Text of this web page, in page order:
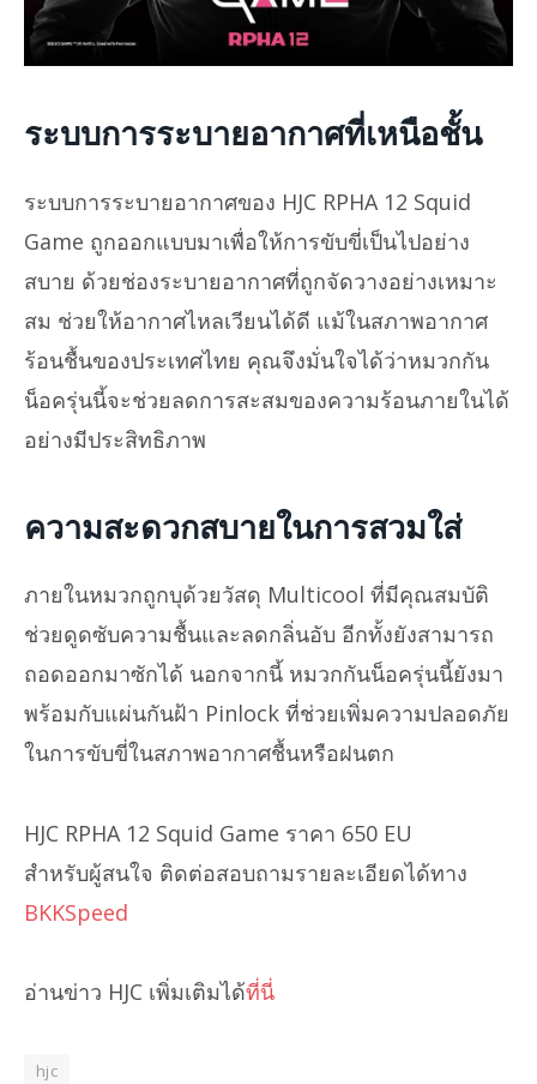
ระบบการระบายอากาศที่เหนือชั้น
ระบบการระบายอากาศของ HJC RPHA 12 Squid
Game ถูกออกแบบมาเพื่อให้การขับขี่เป็นไปอย่าง
สบาย ด้วยช่องระบายอากาศที่ถูกจัดวางอย่างเหมาะ
สม ช่วยให้อากาศไหลเวียนได้ดี แม้ในสภาพอากาศ
ร้อนชื้นของประเทศไทย คุณจึงมั่นใจได้ว่าหมวกกัน
น็อครุ่นนี้จะช่วยลดการสะสมของความร้อนภายในได้
อย่างมีประสิทธิภาพ
ความสะดวกสบายในการสวมใส่
ภายในหมวกถูกบุด้วยวัสดุ Multicool ที่มีคุณสมบัติ
ช่วยดูดซับความชื้นและลดกลิ่นอับ อีกทั้งยังสามารถ
ถอดออกมาซักได้ นอกจากนี้ หมวกกันน็อครุ่นนี้ยังมา
พร้อมกับแผ่นกันฝ้า Pinlock ที่ช่วยเพิ่มความปลอดภัย
ในการขับขี่ในสภาพอากาศชื้นหรือฝนตก
HJC RPHA 12 Squid Game ราคา 650 EU
สำหรับผู้สนใจ ติดต่อสอบถามรายละเอียดได้ทาง
BKKSpeed
อ่านข่าว HJC เพิ่มเติมได้ที่นี่
hjc